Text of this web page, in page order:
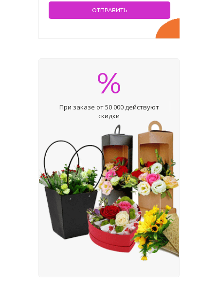
%
При заказе от 50 000 действуют
скидки